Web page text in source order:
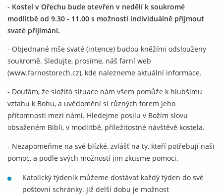
- Kostel v Ořechu bude otevřen v nedělí k soukromé
modlitbě od 9.30 - 11.00 s možností individuálně přijmout
svaté přijímání.
- Objednané mše svaté (intence) budou kněžími odslouženy
soukromě. Sledujte, prosíme, náš farní web
(www.farnostorech.cz), kde nalezneme aktuální informace.
- Doufám, že složitá situace nám všem pomůže k hlubšímu
vztahu k Bohu, a uvědomění si různých forem jeho
přítomnosti mezi námi. Hledejme posilu v Božím slovu
obsaženém Bibli, v modlitbě, příležitostné návštěvě kostela.
- Nezapomeňme na své blízké, zvlášť na ty, kteří potřebují naši
pomoc, a podle svých možností jim zkusme pomoci.
Katolický týdeník můžeme dostávat každý týden do své
poštovní schránky. Již delší dobu je možnost